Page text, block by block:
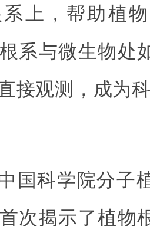
上，帮助植
系与微生物处
接观测，成为
国科学院分子
次揭示了植物